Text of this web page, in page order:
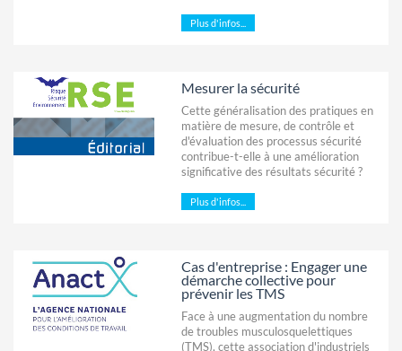
Plus d'infos...
Mesurer la sécurité
Cette généralisation des pratiques en
matière de mesure, de contrôle et
d'évaluation des processus sécurité
contribue-t-elle à une amélioration
significative des résultats sécurité ?
Plus d'infos...
Cas d'entreprise : Engager une
démarche collective pour
prévenir les TMS
Face à une augmentation du nombre
de troubles musculosquelettiques
(TMS), cette association d'industriels